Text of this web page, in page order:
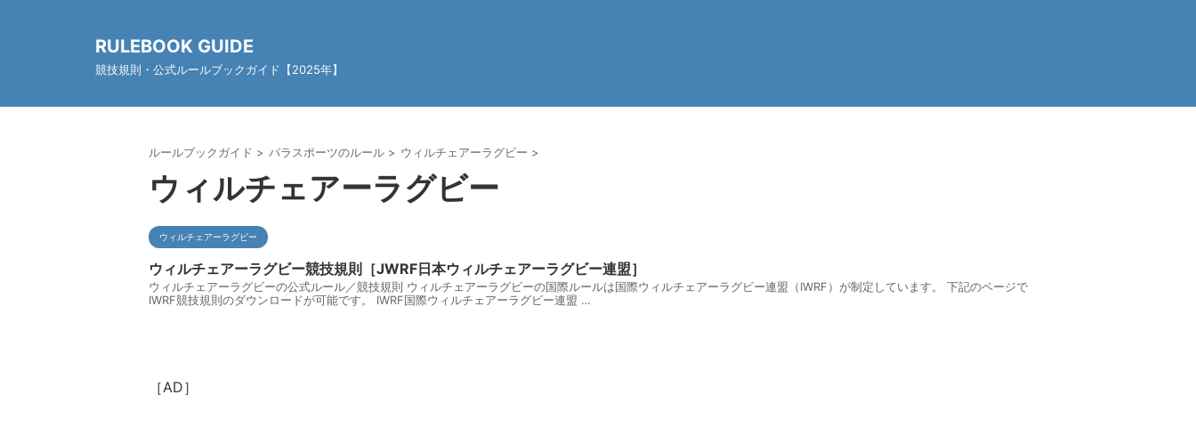
RULEBOOK GUIDE
競技規則・公式ルールブックガイド【2025年】
ルールブックガイド > パラスポーツのルール > ウィルチェアーラグビー >
ウィルチェアーラグビー
ウィルチェアーラグビー
ウィルチェアーラグビー競技規則［JWRF日本ウィルチェアーラグビー連盟］
ウィルチェアーラグビーの公式ルール／競技規則 ウィルチェアーラグビーの国際ルールは国際ウィルチェアーラグビー連盟（IWRF）が制定しています。 下記のページで
IWRF競技規則のダウンロードが可能です。 IWRF国際ウィルチェアーラグビー連盟 …
［AD］